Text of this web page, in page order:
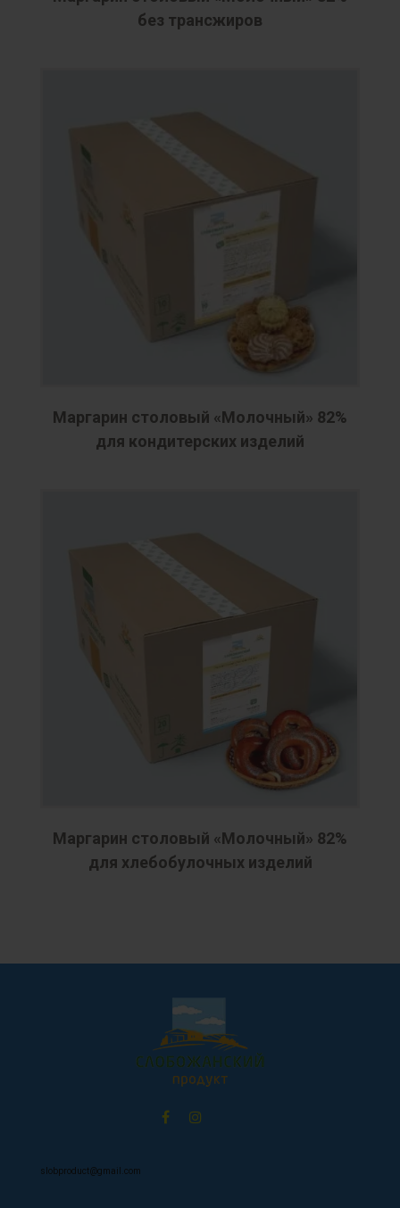
без трансжиров
Маргарин столовый «Молочный» 82%
для кондитерских изделий
Маргарин столовый «Молочный» 82%
для хлебобулочных изделий
slobproduct@gmail.com